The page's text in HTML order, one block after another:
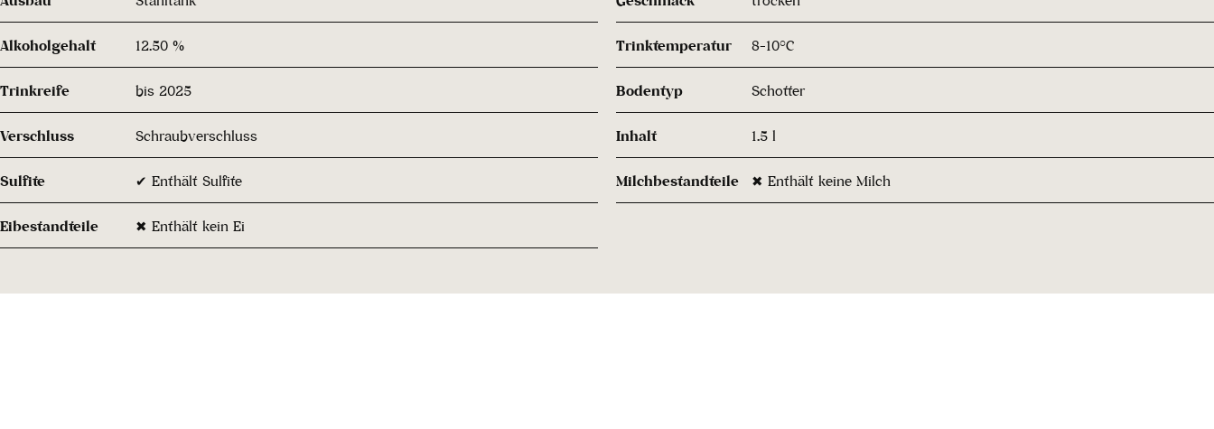
Alkoholgehalt 12.50 % Trinktemperatur 8-10°C
Trinkreife bis 2025 Bodentyp Schotter
Verschluss Schraubverschluss Inhalt 1.5 l
Sulfite ✔ Enthält Sulfite Milchbestandteile ✖ Enthält keine Milch
Eibestandteile ✖ Enthält kein Ei